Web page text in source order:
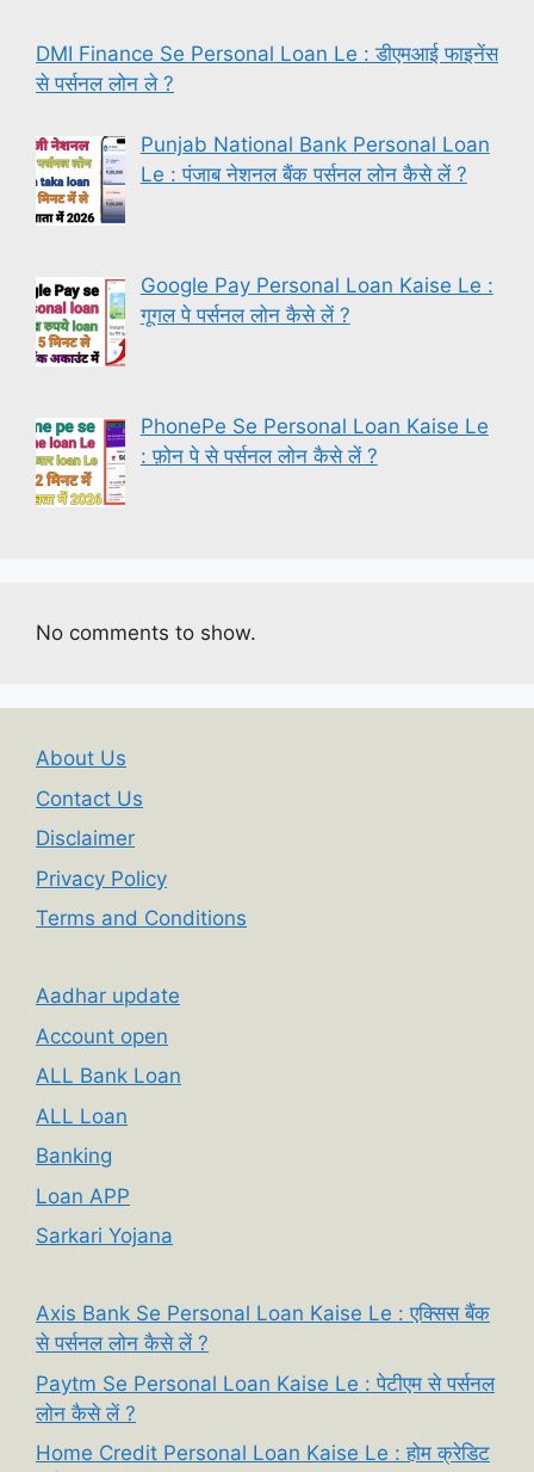
DMI Finance Se Personal Loan Le : डीएमआई फाइनेंस
से पर्सनल लोन ले ?
Punjab National Bank Personal Loan
Le : पंजाब नेशनल बैंक पर्सनल लोन कैसे लें ?
Google Pay Personal Loan Kaise Le :
गूगल पे पर्सनल लोन कैसे लें ?
PhonePe Se Personal Loan Kaise Le
: फ़ोन पे से पर्सनल लोन कैसे लें ?
No comments to show.
About Us
Contact Us
Disclaimer
Privacy Policy
Terms and Conditions
Aadhar update
Account open
ALL Bank Loan
ALL Loan
Banking
Loan APP
Sarkari Yojana
Axis Bank Se Personal Loan Kaise Le : एक्सिस बैंक
से पर्सनल लोन कैसे लें ?
Paytm Se Personal Loan Kaise Le : पेटीएम से पर्सनल
लोन कैसे लें ?
Home Credit Personal Loan Kaise Le : होम क्रेडिट